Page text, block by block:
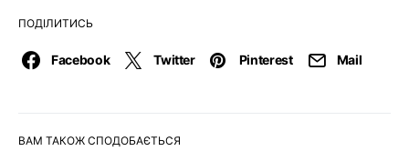
ПОДІЛИТИСЬ
Facebook Twitter Pinterest Mail
ВАМ ТАКОЖ СПОДОБАЄТЬСЯ